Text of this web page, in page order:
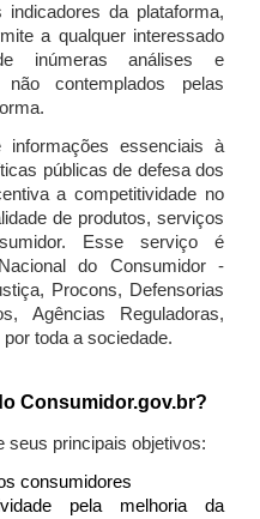
da plataforma,
a qualquer interessado
inúmeras análises e
não contemplados pelas
informações essenciais à
públicas de defesa dos
a competitividade no
de produtos, serviços
Esse serviço é
do Consumidor -
Procons, Defensorias
Agências Reguladoras,
toda a sociedade.
Consumidor.gov.br?
seus principais objetivos:
consumidores
pela melhoria da